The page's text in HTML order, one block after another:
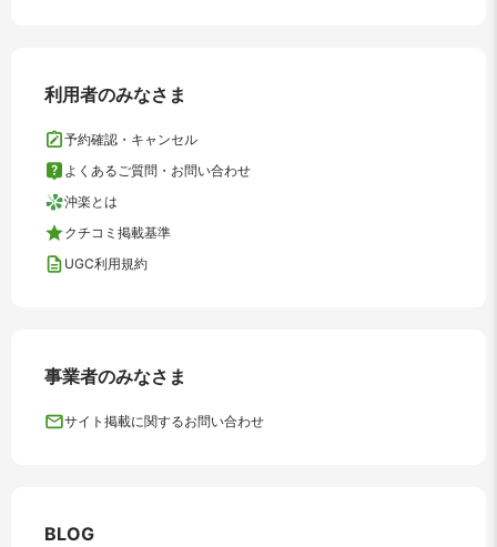
利用者のみなさま
予約確認・キャンセル
よくあるご質問・お問い合わせ
沖楽とは
クチコミ掲載基準
UGC利用規約
事業者のみなさま
サイト掲載に関するお問い合わせ
BLOG